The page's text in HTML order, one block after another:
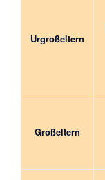
Urgroßeltern
Großeltern